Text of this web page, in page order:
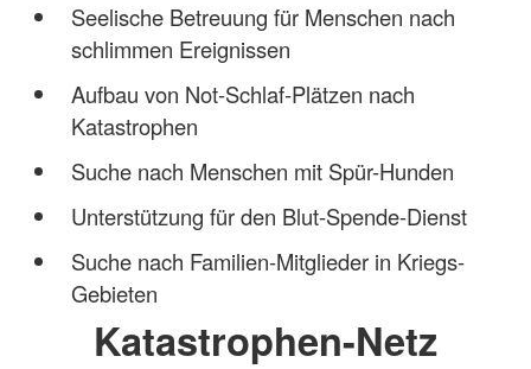
Seelische Betreuung für Menschen nach
schlimmen Ereignissen
Aufbau von Not-Schlaf-Plätzen nach
Katastrophen
Suche nach Menschen mit Spür-Hunden
Unterstützung für den Blut-Spende-Dienst
Suche nach Familien-Mitglieder in Kriegs-
Gebieten
Katastrophen-Netz